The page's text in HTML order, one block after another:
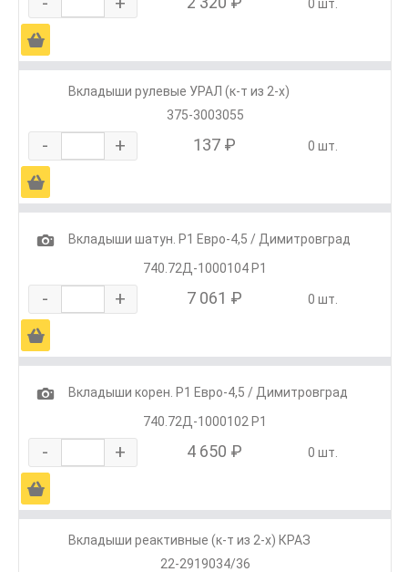
0 шт.
Ä
Вкладыши рулевые УРАЛ (к-т из 2-х)
375-3003055
- + 137 ₽ 0 шт.
Ä
1
Вкладыши шатун. Р1 Евро-4,5 / Димитровград
740.72Д-1000104 Р1
- + 7 061 ₽ 0 шт.
Ä
1
Вкладыши корен. Р1 Евро-4,5 / Димитровград
740.72Д-1000102 Р1
- + 4 650 ₽ 0 шт.
Ä
Вкладыши реактивные (к-т из 2-х) КРАЗ
22-2919034/36